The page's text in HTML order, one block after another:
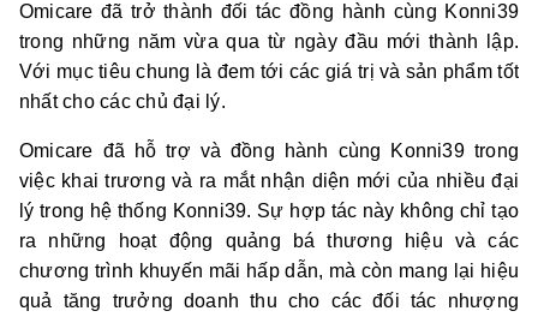
Omicare đã trở thành đối tác đồng hành cùng Konni39
trong những năm vừa qua từ ngày đầu mới thành lập.
Với mục tiêu chung là đem tới các giá trị và sản phẩm tốt
nhất cho các chủ đại lý.
Omicare đã hỗ trợ và đồng hành cùng Konni39 trong
việc khai trương và ra mắt nhận diện mới của nhiều đại
lý trong hệ thống Konni39. Sự hợp tác này không chỉ tạo
ra những hoạt động quảng bá thương hiệu và các
chương trình khuyến mãi hấp dẫn, mà còn mang lại hiệu
quả tăng trưởng doanh thu cho các đối tác nhượng